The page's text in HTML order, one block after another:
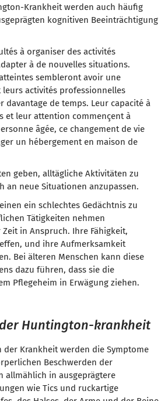
Krankheit werden auch häufig
kognitiven Beeinträchtigung
à organiser des activités
à de nouvelles situations.
sembleront avoir une
leurs activités professionnelles
davantage de temps. Leur capacité à
et leur attention commençent à
âgée, ce changement de vie
un hébergement en maison de
geben, alltägliche Aktivitäten zu
an neue Situationen anzupassen.
ein schlechtes Gedächtnis zu
Tätigkeiten nehmen
in Anspruch. Ihre Fähigkeit,
und ihre Aufmerksamkeit
Bei älteren Menschen kann diese
dazu führen, dass sie die
Pflegeheim in Erwägung ziehen.
Huntington-krankheit
der Krankheit werden die Symptome
Beschwerden der
allmählich in ausgeprägtere
wie Tics und ruckartige